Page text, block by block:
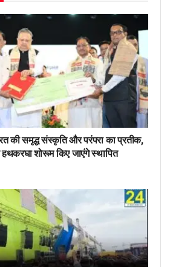
की समृद्ध संस्कृति और परंपरा का प्रतीक,
शोरूम किए जाएंगे स्थापित